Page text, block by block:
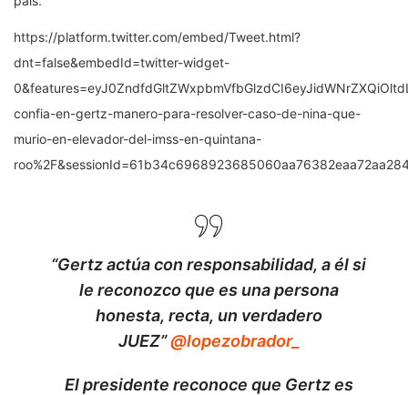
https://platform.twitter.com/embed/Tweet.html?
dnt=false&embedId=twitter-widget-
confia-en-gertz-manero-para-resolver-caso-de-nina-que-
murio-en-elevador-del-imss-en-quintana-
“Gertz actúa con responsabilidad, a él si
le reconozco que es una persona
honesta, recta, un verdadero
JUEZ”@lopezobrador_
El presidente reconoce que Gertz es